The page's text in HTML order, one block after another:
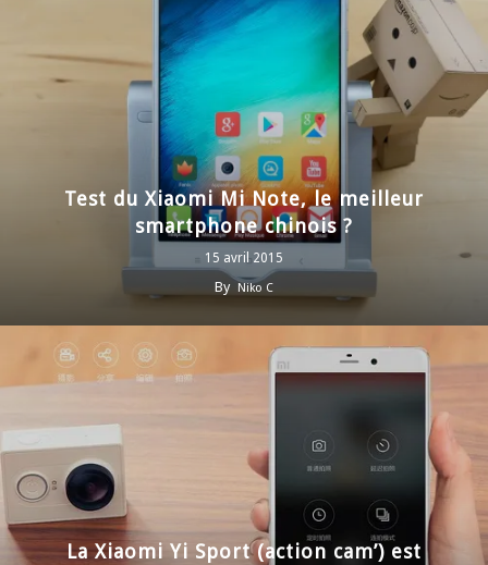
Test du Xiaomi Mi Note, le meilleur
smartphone chinois ?
15 avril 2015
By Niko C
La Xiaomi Yi Sport (action cam’) est